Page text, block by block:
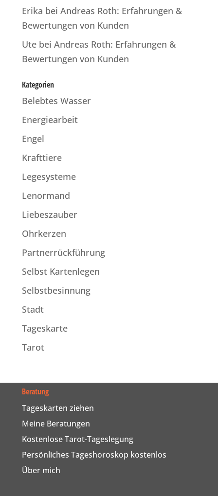
Erika bei Andreas Roth: Erfahrungen &
Bewertungen von Kunden
Utebei Andreas Roth: Erfahrungen &
Bewertungen von Kunden
Kategorien
Belebtes Wasser
Energiearbeit
Engel
Krafttiere
Legesysteme
Lenormand
Liebeszauber
Ohrkerzen
Partnerrückführung
Selbst Kartenlegen
Selbstbesinnung
Stadt
Tageskarte
Tarot
Beratung
Tageskarten ziehen
Meine Beratungen
Kostenlose Tarot-Tageslegung
Persönliches Tageshoroskop kostenlos
Über mich